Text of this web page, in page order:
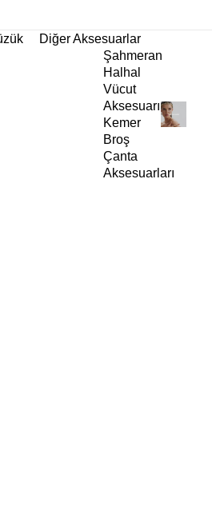
Diğer Aksesuarlar
Şahmeran
Halhal
Vücut
Aksesuarı
Kemer
Broş
Çanta
Aksesuarları